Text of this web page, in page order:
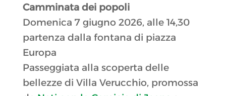
Camminata dei popoli
Domenica 7 giugno 2026, alle 14,30
partenza dalla fontana di piazza
Europa
Passeggiata alla scoperta delle
bellezze di Villa Verucchio, promossa